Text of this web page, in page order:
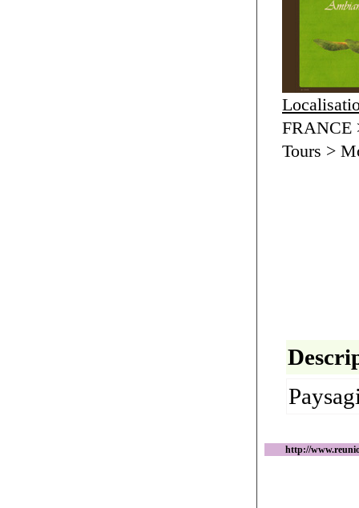
FRANCE
Tours >
http://